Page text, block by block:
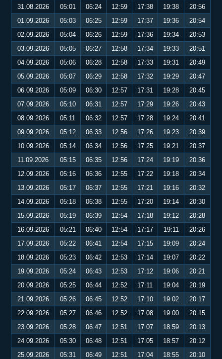
31.08.2026
05:01 06:24 12:59 17:38 19:38
20:56
01.09.2026
05:03 06:25 12:59 17:37 19:36
20:54
02.09.2026
05:04 06:26 12:59 17:36 19:34
20:53
03.09.2026
05:05 06:27 12:58 17:34 19:33
20:51
04.09.2026
05:06 06:28 12:58 17:33 19:31
20:49
05.09.2026
05:07 06:29 12:58 17:32 19:29
20:47
06.09.2026
05:09 06:30 12:57 17:31 19:28
20:45
07.09.2026
05:10 06:31 12:57 17:29 19:26
20:43
08.09.2026
05:11 06:32 12:57 17:28 19:24
20:41
09.09.2026
05:12 06:33 12:56 17:26 19:23
20:39
10.09.2026
05:14 06:34 12:56 17:25 19:21
20:37
11.09.2026
05:15 06:35 12:56 17:24 19:19
20:36
12.09.2026
05:16 06:36 12:55 17:22 19:18
20:34
13.09.2026
05:17 06:37 12:55 17:21 19:16
20:32
14.09.2026
05:18 06:38 12:55 17:20 19:14
20:30
15.09.2026
05:19 06:39 12:54 17:18 19:12
20:28
16.09.2026
05:21 06:40 12:54 17:17 19:11
20:26
17.09.2026
05:22 06:41 12:54 17:15 19:09
20:24
18.09.2026
05:23 06:42 12:53 17:14 19:07
20:22
19.09.2026
05:24 06:43 12:53 17:12 19:06
20:21
20.09.2026
05:25 06:44 12:52 17:11 19:04
20:19
21.09.2026
05:26 06:45 12:52 17:10 19:02
20:17
22.09.2026
05:27 06:46 12:52 17:08 19:00
20:15
23.09.2026
05:28 06:47 12:51 17:07 18:59
20:13
24.09.2026
05:30 06:48 12:51 17:05 18:57
20:12
25.09.2026
05:31 06:49 12:51 17:04 18:55
20:10